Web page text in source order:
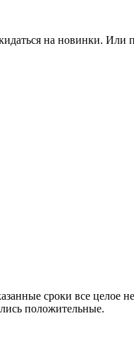
на новинки. Или
сроки все целое
положительные.